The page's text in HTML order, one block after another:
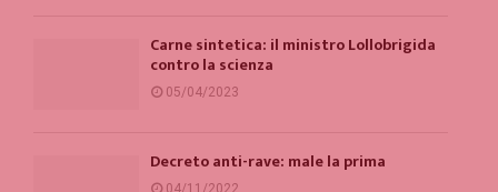
Carne sintetica: il ministro Lollobrigida
contro la scienza
05/04/2023
Decreto anti-rave: male la prima
04/11/2022